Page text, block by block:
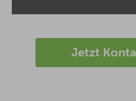
Jetzt